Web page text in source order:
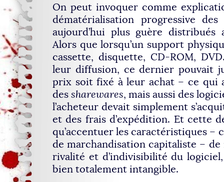
On peut invoquer comme
dématérialisation progressive
aujourd’hui plus guère distribués
Alors que lorsqu’un support
cassette, disquette, CD-ROM,
leur diffusion, ce dernier pouvait
prix soit fixé à leur achat – ce qui
des sharewares, mais aussi des
l’acheteur devait simplement
et des frais d’expédition. Et cette
qu’accentuer les caractéristiques –
de marchandisation capitaliste –
rivalité et d’indivisibilité du
bien totalement intangible.